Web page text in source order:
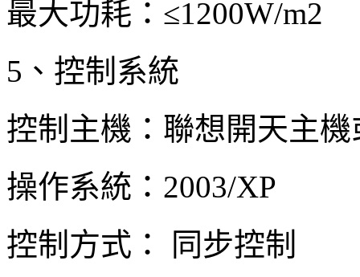
最大功耗：≤1200W/m2
5、控制系統
控制主機：聯想開天主
操作系統：2003/XP
控制方式： 同步控制